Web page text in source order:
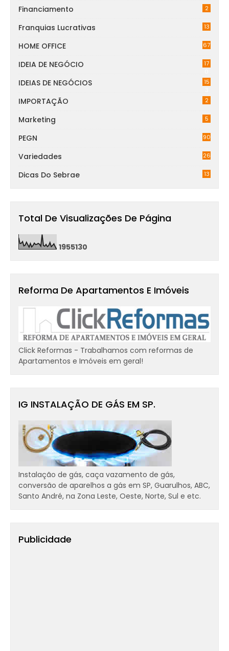
Financiamento 2
Franquias Lucrativas 13
HOME OFFICE 67
IDEIA DE NEGÓCIO
17
IDEIAS DE NEGÓCIOS
15
IMPORTAÇÃO 2
Marketing 5
PEGN 90
Variedades 26
Dicas Do Sebrae 13
Total De Visualizações De Página
1955130
Reforma De Apartamentos E Imóveis
Click Reformas - Trabalhamos com reformas de
Apartamentos e Imóveis em geral!
IG INSTALAÇÃO DE GÁS EM SP.
Instalação de gás, caça vazamento de gás,
conversão de aparelhos a gás em SP, Guarulhos, ABC,
Santo André, na Zona Leste, Oeste, Norte, Sul e etc.
Publicidade